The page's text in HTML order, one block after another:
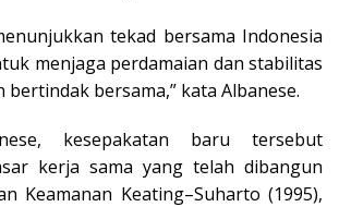
tekad bersama Indonesia
menjaga perdamaian dan stabilitas
bertindak bersama,” kata Albanese.
kesepakatan baru tersebut
kerja sama yang telah dibangun
Keamanan Keating–Suharto (1995),